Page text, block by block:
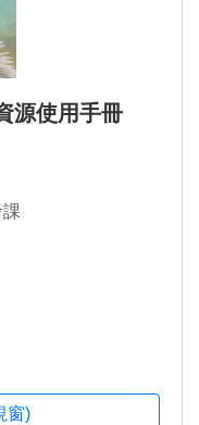
源使用手冊
窗)